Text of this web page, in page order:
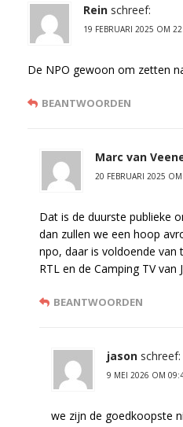
Rein schreef:
19 FEBRUARI 2025 OM
De NPO gewoon om zetten
BEANTWOORDEN
Marc van
20 FEBRUARI 2025
Dat is de duurste publieke
dan zullen we een hoop
npo, daar is voldoende van
RTL en de Camping TV van
BEANTWOORDEN
jason schreef:
9 MEI 2026 OM
we zijn de goedkoopste